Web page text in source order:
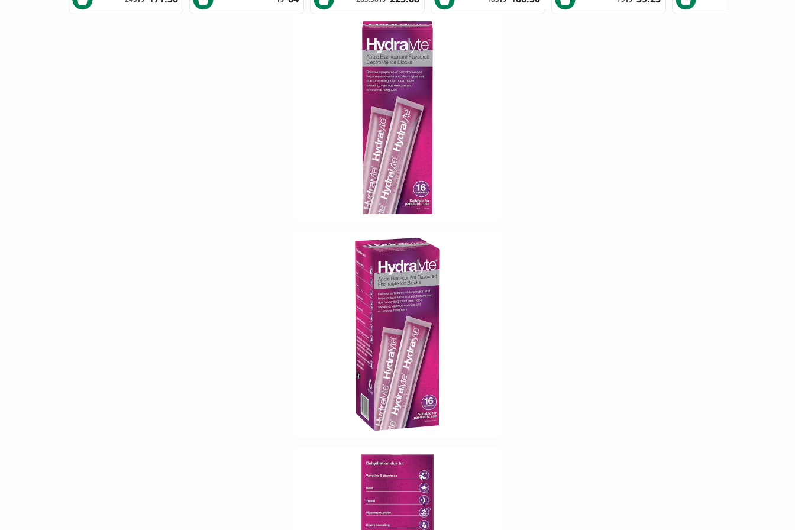
العظام
والمفاصل
المخ
والذاكرة
صحة
القلب
دعم
مرضى
السكري
دعم
الكلى
والمسالك
البولية
دعم
الكبد
صحة
البروستاتا
الفيتامينات
مالتي
فيتامين
فيتامين
أ
فيتامين
ب
فيتامين
ج
فيتامين
فيتامين
هـ
المعادن
المغنيسيوم
الحديد